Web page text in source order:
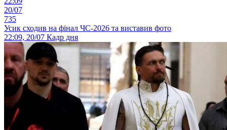
20/07
735
Усик сходив на фінал ЧС-2026 та виставив фото
22:09, 20/07 Кадр дня